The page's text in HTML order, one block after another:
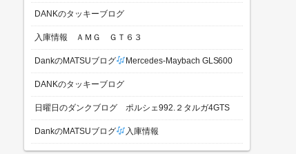
DANKのタッキーブログ
入庫情報 ＡＭＧ ＧＴ６３
DankのMATSUブログ Mercedes-Maybach GLS600
DANKのタッキーブログ
日曜日のダンクブログ ポルシェ992.２タルガ4GTS
DankのMATSUブログ 入庫情報